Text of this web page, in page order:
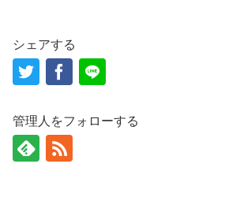
シェアする
管理人をフォローする